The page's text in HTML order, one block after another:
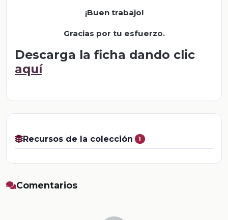
¡Buen trabajo!
Gracias por tu esfuerzo.
Descarga la ficha dando clic
aquí
Recursos de la colección 1
Comentarios